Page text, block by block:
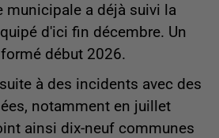
municipale a déjà suivi la
d'ici fin décembre. Un
début 2026.
à des incidents avec des
notamment en juillet
ainsi dix-neuf communes